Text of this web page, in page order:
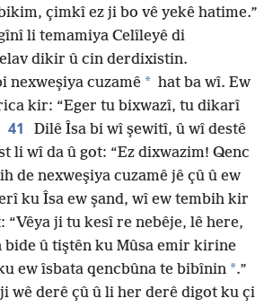
çimkî ez ji bo vê yekê hatime.”
li temamiya Celîleyê di
dikir û cin derdixistin.
nexweşiya cuzamê * hat ba wî. Ew
kir: “Eger tu bixwazî, tu dikarî
41
Dilê Îsa bi wî şewitî, û wî destê
li wî da û got: “Ez dixwazim! Qenc
de nexweşiya cuzamê jê çû û ew
ku Îsa ew şand, wî ew tembih kir
“Vêya ji tu kesî re nebêje, lê here,
bide û tiştên ku Mûsa emir kirine
ew îsbata qencbûna te bibînin *.”
wê derê çû û li her derê digot ku çi